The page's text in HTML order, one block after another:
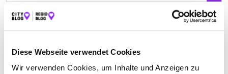
Diese Webseite verwendet Cookies
Wir verwenden Cookies, um Inhalte und Anzeigen zu
BRILLEN-BOTT GMBH